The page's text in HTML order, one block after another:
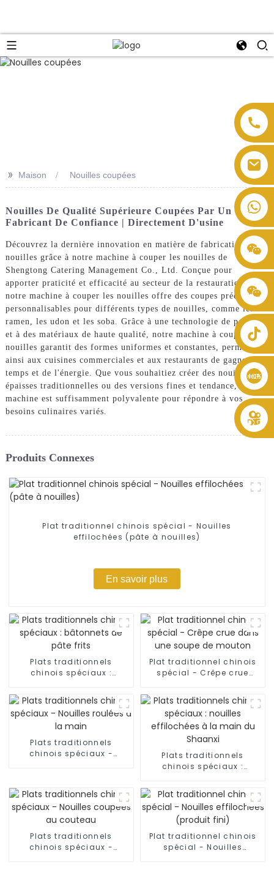
+86 8619946512999
>> Maison Nouilles coupées
Nouilles De Qualité Supérieure Coupées Par Un
Fabricant De Confiance | Directement D'usine
Découvrez la dernière innovation en matière de fabrication de
nouilles grâce à notre machine à couper les nouilles de
Shengtong Catering Management Co., Ltd. Conçue pour
apporter praticité et efficacité au secteur de la restauration,
notre machine à couper les nouilles offre des coupes précises et
personnalisables pour différents types de nouilles, comme les
ramen, les udon et les soba. Grâce à une technologie de pointe
et à des matériaux de haute qualité, notre machine à couper les
nouilles garantit des formes uniformes et constantes, permettant
ainsi aux cuisines commerciales et aux restaurants de gagner du
temps et de l'énergie. Que vous souhaitiez créer des nouilles
épaisses traditionnelles ou des versions fines et tendance, notre
machine est suffisamment polyvalente pour répondre à vos
besoins culinaires variés.
Produits Connexes
Plat traditionnel chinois spécial - Nouilles
effilochées (pâte à nouilles)
En savoir plus
Plats traditionnels
chinois spéciaux :
Plat traditionnel chinois
spécial - Crêpe crue
mouton
Plats traditionnels
chinois spéciaux -
Plats traditionnels
chinois spéciaux :
main du Shaanxi
Plats traditionnels
chinois spéciaux -
Plat traditionnel chinois
spécial - Nouilles